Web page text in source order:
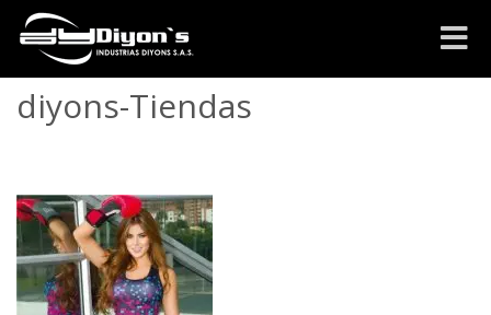
diyons-Tiendas